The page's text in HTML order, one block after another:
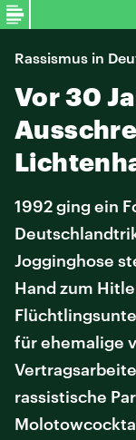
Rassismus in
Vor 30
1992 ging ein
Jogginghose
Hand zum
für ehemalige
rassistische